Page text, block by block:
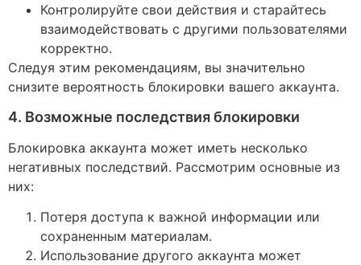
Контролируйте свои действия и старайтесь
взаимодействовать с другими пользователями
корректно.
Следуя этим рекомендациям, вы значительно
снизите вероятность блокировки вашего аккаунта.
4. Возможные последствия блокировки
Блокировка аккаунта может иметь несколько
негативных последствий. Рассмотрим основные из
них:
Потеря доступа к важной информации или
сохраненным материалам.
Использование другого аккаунта может